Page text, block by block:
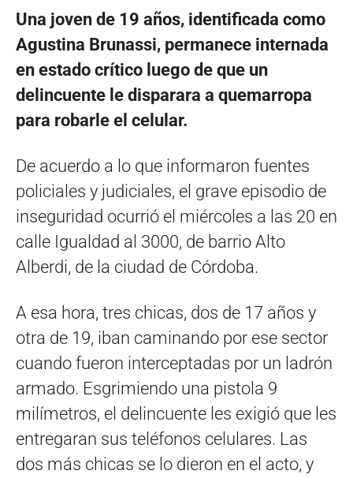
Una joven de 19 años, identificada como
Agustina Brunassi, permanece internada
en estado crítico luego de que un
delincuente le disparara a quemarropa
para robarle el celular.
De acuerdo a lo que informaron fuentes
policiales y judiciales, el grave episodio de
inseguridad ocurrió el miércoles a las 20 en
calle Igualdad al 3000, de barrio Alto
Alberdi, de la ciudad de Córdoba.
A esa hora, tres chicas, dos de 17 años y
otra de 19, iban caminando por ese sector
cuando fueron interceptadas por un ladrón
armado. Esgrimiendo una pistola 9
milímetros, el delincuente les exigió que les
entregaran sus teléfonos celulares. Las
dos más chicas se lo dieron en el acto, y